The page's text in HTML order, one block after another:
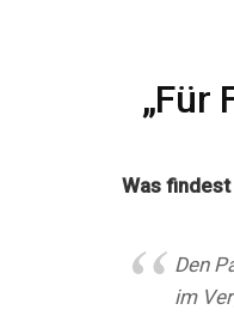
„Für
Was
Den
im